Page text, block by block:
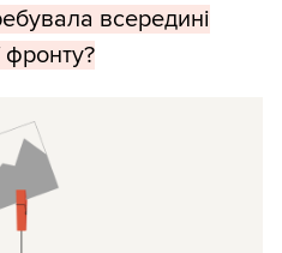
всередині
фронту?